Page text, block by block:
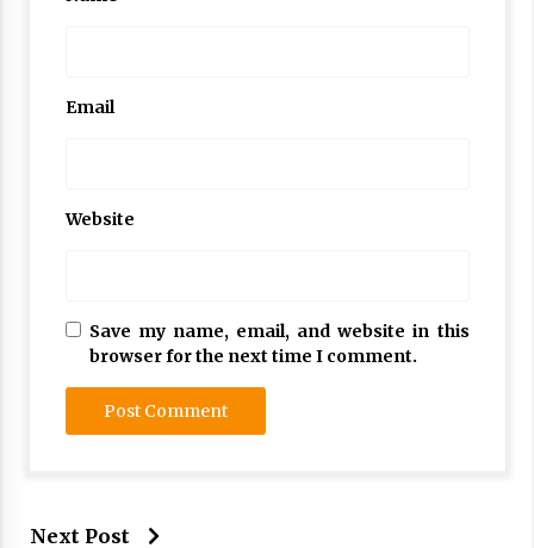
Email
Website
Save my name, email, and website in this
browser for the next time I comment.
Next Post